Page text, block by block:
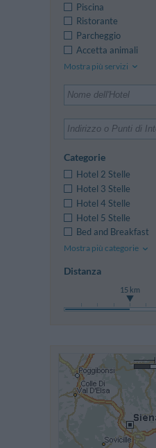
Piscina
Ristorante
Parcheggio
Accetta animali
Mostra più servizi
Categorie
Hotel 2 Stelle
Hotel 3 Stelle
Hotel 4 Stelle
Hotel 5 Stelle
Bed and Breakfast
Mostra più categorie
Distanza
15 km